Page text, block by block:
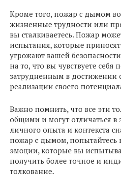
Кроме того, пожар с дымом
жизненные трудности или
вы сталкиваетесь. Пожар
испытания, которые
угрожают вашей
на то, что вы чувствуете
затрудненным в достижении
реализации своего
Важно помнить, что все эти
общими и могут отличаться в
личного опыта и контекста
пожар с дымом, попытайтесь
эмоции, которые вы
получить более точное и
толкование.